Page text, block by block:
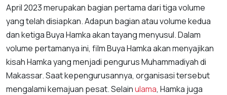
April 2023 merupakan bagian pertama dari tiga volume
yang telah disiapkan. Adapun bagian atau volume kedua
dan ketiga Buya Hamka akan tayang menyusul. Dalam
volume pertamanya ini, film Buya Hamka akan menyajikan
kisah Hamka yang menjadi pengurus Muhammadiyah di
Makassar. Saat kepengurusannya, organisasi tersebut
mengalami kemajuan pesat. Selainulama, Hamka juga